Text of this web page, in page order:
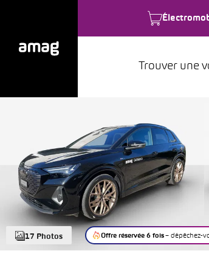
Trouver une
17 Photos Offre réservée 6 fois – dépêchez-